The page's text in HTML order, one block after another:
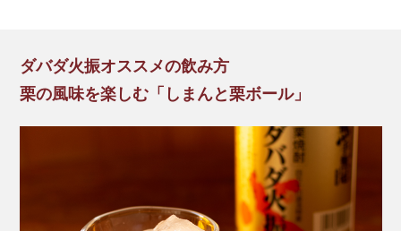
ダバダ火振オススメの飲み方
栗の風味を楽しむ「しまんと栗ボール」